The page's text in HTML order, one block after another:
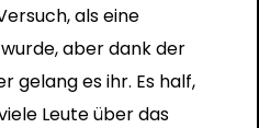
als eine
aber dank der
gelang es ihr. Es half,
Leute über das